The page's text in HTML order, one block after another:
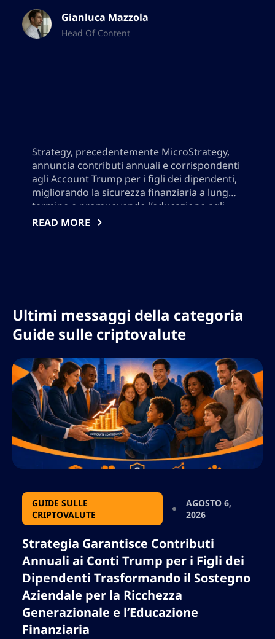
Gianluca Mazzola
Head Of Content
Strategy, precedentemente MicroStrategy,
annuncia contributi annuali e corrispondenti
agli Account Trump per i figli dei dipendenti,
migliorando la sicurezza finanziaria a lungo
termine e promuovendo l’educazione agli
investimenti precoce. Questo beneficio
regolamentare finale.
READ MORE
Ultimi messaggi della categoria
Guide sulle criptovalute
GUIDE SULLE
CRIPTOVALUTE
AGOSTO 6,
2026
Strategia Garantisce Contributi
Annuali ai Conti Trump per i Figli dei
Dipendenti Trasformando il Sostegno
Aziendale per la Ricchezza
Generazionale e l’Educazione
Finanziaria